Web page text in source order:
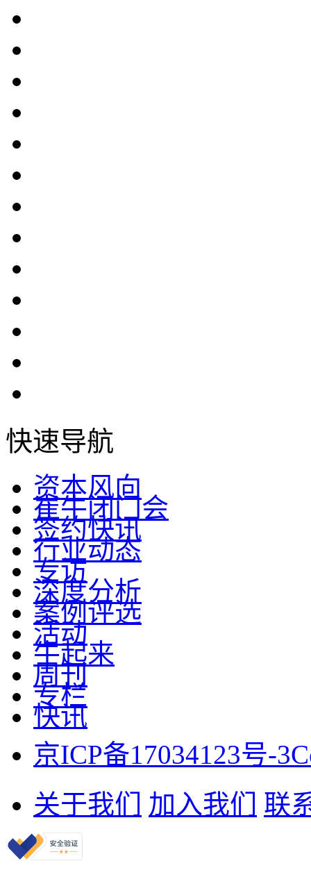
快速导航
资本风向
崔牛闭门会
签约快讯
行业动态
专访
深度分析
案例评选
活动
牛起来
周刊
专栏
快讯
京ICP备17034123号-3
关于我们
加入我们 联